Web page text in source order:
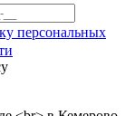
персональных